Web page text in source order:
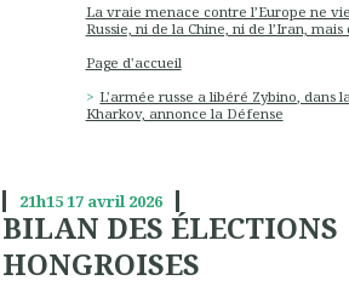
La vraie menace contre l’Europe ne
Russie, ni de la Chine, ni de l’Iran, mais
Page d'accueil
L'armée russe a libéré Zybino, dans
Kharkov, annonce la Défense
21h1517 avril 2026
BILAN DES ÉLECTIONS
HONGROISES